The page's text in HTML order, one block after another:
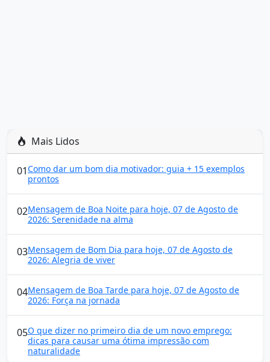
Mais Lidos
01Como dar um bom dia motivador: guia + 15 exemplos
prontos
02Mensagem de Boa Noite para hoje, 07 de Agosto de
2026: Serenidade na alma
03Mensagem de Bom Dia para hoje, 07 de Agosto de
2026: Alegria de viver
04Mensagem de Boa Tarde para hoje, 07 de Agosto de
2026: Força na jornada
05O que dizer no primeiro dia de um novo emprego:
dicas para causar uma ótima impressão com
naturalidade